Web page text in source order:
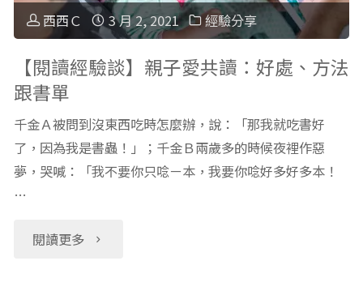
錄
得"
不
分
享
西西Ｃ 3 月 2, 2021 經驗分享
【閱讀經驗談】親子愛共讀：好處、方法
跟書單
千金Ａ被問到沒東西吃時怎麼辦，說：「那我就吃書好
了，因為我是書蟲！」；千金Ｂ兩歲多的時候夜裡作惡
夢，哭喊：「我不要你只唸ㄧ本，我要你唸好多好多本！
…
閱讀更多
"【閱